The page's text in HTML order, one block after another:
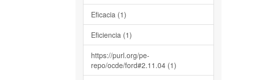
Eficacia (1)
Eficiencia (1)
https://purl.org/pe-
repo/ocde/ford#2.11.04 (1)